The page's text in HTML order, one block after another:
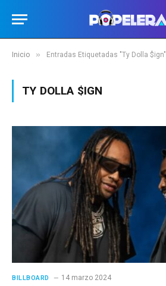
Inicio » Entradas Etiquetadas "Ty Dolla $ign"
TY DOLLA $IGN
BILLBOARD 14 marzo 2024